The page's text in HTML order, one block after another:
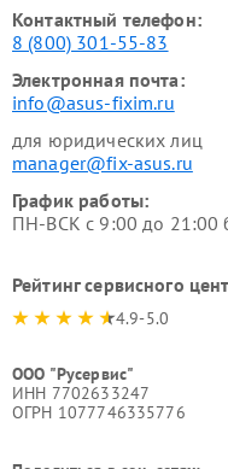
Контактный телефон:
8 (800) 301-55-83
Электронная почта:
info@asus-fixim.ru
для юридических лиц
manager@fix-asus.ru
График работы:
ПН-ВСК с 9:00 до 21:00
Рейтинг сервисного
4.9-5.0
ООО "Русервис"
ИНН 7702633247
ОГРН 1077746335776